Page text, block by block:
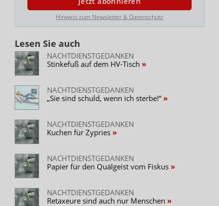
Hinweis zum Newsletter & Datenschutz
Lesen Sie auch
NACHTDIENSTGEDANKEN
Stinkefuß auf dem HV-Tisch
NACHTDIENSTGEDANKEN
„Sie sind schuld, wenn ich sterbe!“
NACHTDIENSTGEDANKEN
Kuchen für Zypries
NACHTDIENSTGEDANKEN
Papier für den Quälgeist vom Fiskus
NACHTDIENSTGEDANKEN
Retaxeure sind auch nur Menschen